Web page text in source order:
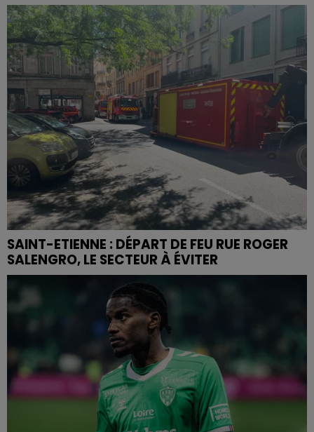
SAINT-ETIENNE : DÉPART DE FEU RUE ROGER
SALENGRO, LE SECTEUR À ÉVITER